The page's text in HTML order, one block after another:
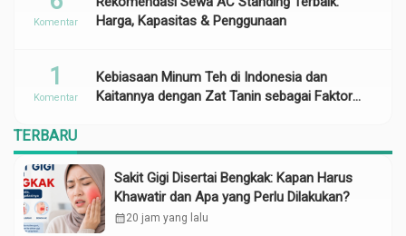
Harga, Kapasitas & Penggunaan
Komentar
Kebiasaan Minum Teh di Indonesia dan
Kaitannya dengan Zat Tanin sebagai Faktor
1
Komentar
TERBARU
Sakit Gigi Disertai Bengkak: Kapan Harus
Khawatir dan Apa yang Perlu Dilakukan?
calendar_month20 jam yang lalu